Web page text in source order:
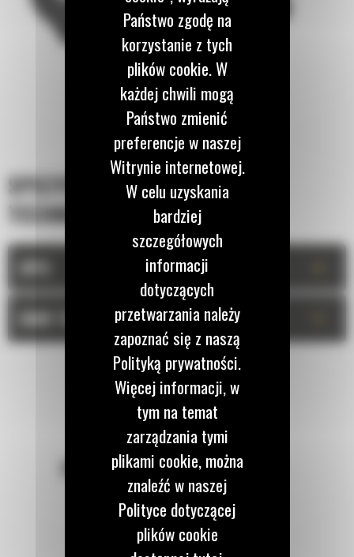
SPECYFIKACJA
TECHNICZNA
DANE TECHNICZNE
POZOSTAŃMY W KONTAKCIE
Państwo zgodę na
korzystanie z tych
plików cookie. W
każdej chwili mogą
Państwo zmienić
preferencje w naszej
Witrynie internetowej.
W celu uzyskania
bardziej
szczegółowych
informacji
dotyczących
przetwarzania należy
zapoznać się z naszą
Polityką prywatności.
Więcej informacji, w
tym na temat
zarządzania tymi
plikami cookie, można
znaleźć w naszej
Polityce dotyczącej
plików cookie